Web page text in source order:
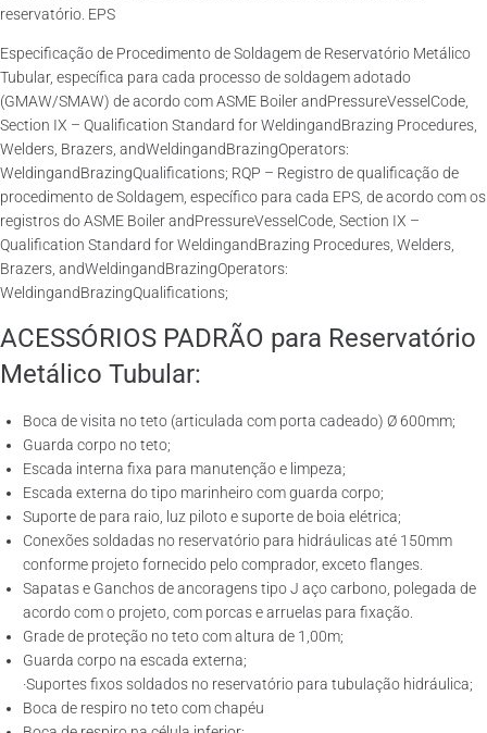
reservatório. EPS
Especificação de Procedimento de Soldagem de Reservatório Metálico
Tubular, específica para cada processo de soldagem adotado
(GMAW/SMAW) de acordo com ASME Boiler andPressureVesselCode,
Section IX – Qualification Standard for WeldingandBrazing Procedures,
Welders, Brazers, andWeldingandBrazingOperators:
WeldingandBrazingQualifications; RQP – Registro de qualificação de
procedimento de Soldagem, específico para cada EPS, de acordo com os
registros do ASME Boiler andPressureVesselCode, Section IX –
Qualification Standard for WeldingandBrazing Procedures, Welders,
Brazers, andWeldingandBrazingOperators:
WeldingandBrazingQualifications;
ACESSÓRIOS PADRÃO para Reservatório
Metálico Tubular:
Boca de visita no teto (articulada com porta cadeado) Ø 600mm;
Guarda corpo no teto;
Escada interna fixa para manutenção e limpeza;
Escada externa do tipo marinheiro com guarda corpo;
Suporte de para raio, luz piloto e suporte de boia elétrica;
Conexões soldadas no reservatório para hidráulicas até 150mm
conforme projeto fornecido pelo comprador, exceto flanges.
Sapatas e Ganchos de ancoragens tipo J aço carbono, polegada de
acordo com o projeto, com porcas e arruelas para fixação.
Grade de proteção no teto com altura de 1,00m;
Guarda corpo na escada externa;
·Suportes fixos soldados no reservatório para tubulação hidráulica;
Boca de respiro no teto com chapéu